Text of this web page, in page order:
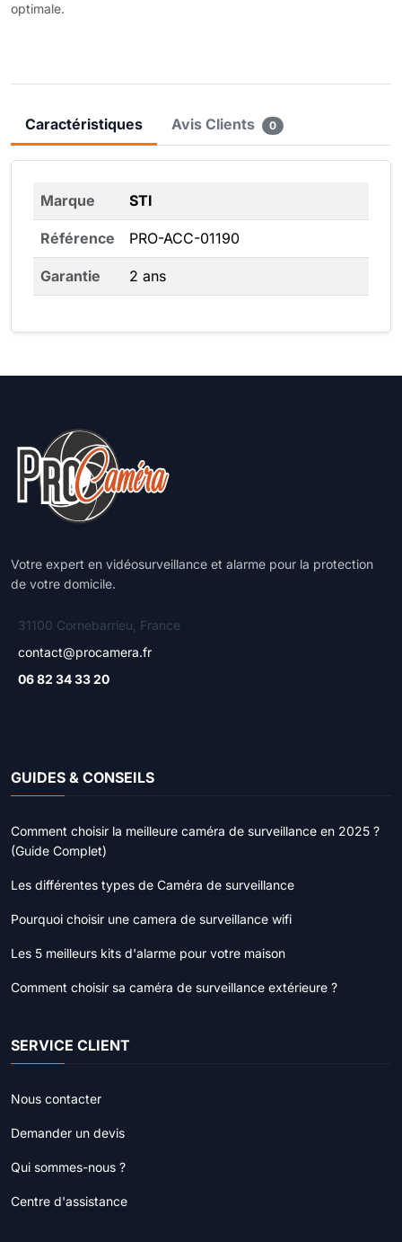
optimale.
Caractéristiques Avis Clients 0
Marque STI
Référence PRO-ACC-01190
Garantie 2 ans
Votre expert en vidéosurveillance et alarme pour la protection
de votre domicile.
31100 Cornebarrieu, France
contact@procamera.fr
06 82 34 33 20
GUIDES & CONSEILS
Comment choisir la meilleure caméra de surveillance en 2025 ?
(Guide Complet)
Les différentes types de Caméra de surveillance
Pourquoi choisir une camera de surveillance wifi
Les 5 meilleurs kits d'alarme pour votre maison
Comment choisir sa caméra de surveillance extérieure ?
SERVICE CLIENT
Nous contacter
Demander un devis
Qui sommes-nous ?
Centre d'assistance